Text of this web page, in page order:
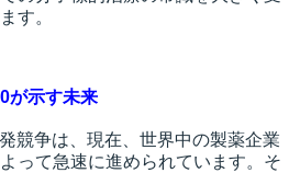
す。
が示す未来
競争は、現在、世界中の製薬企業
って急速に進められています。そ